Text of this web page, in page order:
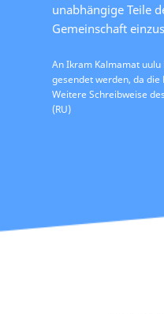
unabhängige Teile
Gemeinschaft
An Ikram Kalmamat
gesendet werden, da
Weitere Schreibweise
(RU)